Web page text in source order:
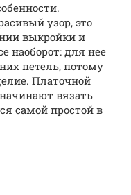
узор, это
выкройки и
наоборот: для нее
петель, потому
Платочной
вязать
самой простой в